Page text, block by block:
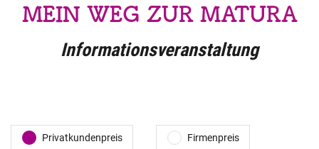
MEIN WEG ZUR MATURA
Informationsveranstaltung
Privatkundenpreis Firmenpreis